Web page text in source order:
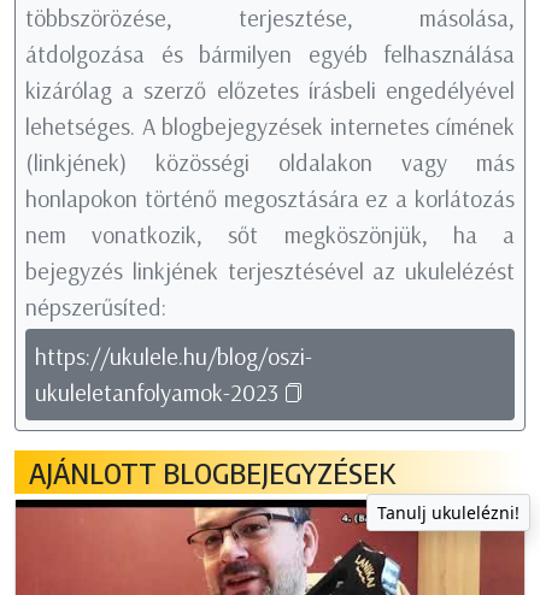
többszörözése, terjesztése, másolása,
átdolgozása és bármilyen egyéb felhasználása
kizárólag a szerző előzetes írásbeli engedélyével
lehetséges. A blogbejegyzések internetes címének
(linkjének) közösségi oldalakon vagy más
honlapokon történő megosztására ez a korlátozás
nem vonatkozik, sőt megköszönjük, ha a
bejegyzés linkjének terjesztésével az ukulelézést
népszerűsíted:
https://ukulele.hu/blog/oszi-
ukuleletanfolyamok-2023
AJÁNLOTT BLOGBEJEGYZÉSEK
Tanulj ukulelézni!